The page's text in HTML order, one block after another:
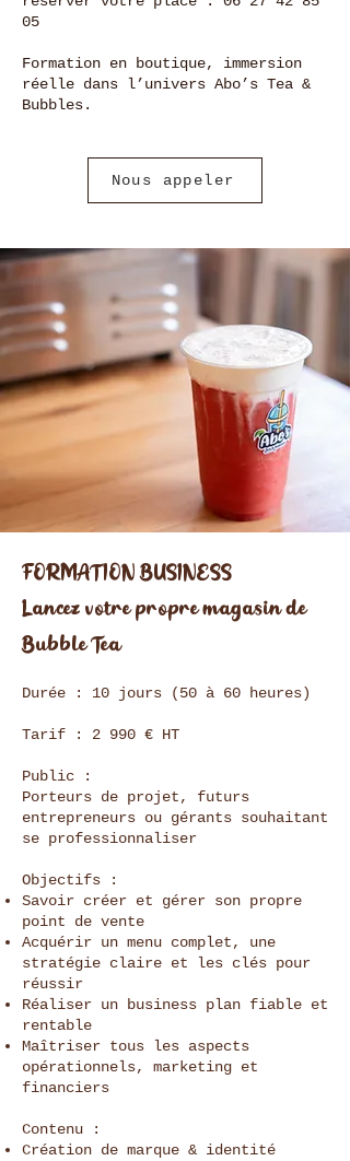
05
Formation en boutique, immersion
réelle dans l’univers Abo’s Tea &
Bubbles.
Nous appeler
FORMATION BUSINESS
Lancez votre propre magasin de
Bubble Tea
Durée : 10 jours (50 à 60 heures)
Tarif : 2 990 € HT
Public :
Porteurs de projet, futurs
entrepreneurs ou gérants souhaitant
se professionnaliser
Objectifs :
Savoir créer et gérer son propre
point de vente
Acquérir un menu complet, une
stratégie claire et les clés pour
réussir
Réaliser un business plan fiable et
rentable
Maîtriser tous les aspects
opérationnels, marketing et
financiers
Contenu :
Création de marque & identité